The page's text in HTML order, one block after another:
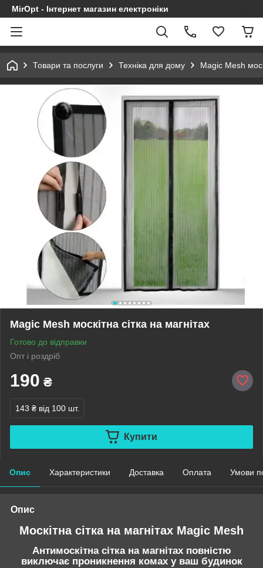
MirOpt - Інтернет магазин електроніки
Товари та послуги Техніка для дому Magic Mesh
Magic Mesh москітна сітка на магнітах
Готово до відправки
Опт і роздріб
190 ₴
143 ₴ від 100 шт.
Купити
Опис Характеристики Доставка Оплата Умови
Опис
Москітна сітка на магнітах Magic Mesh
Антимоскітна сітка на магнітах повністю
виключає проникнення комах у ваш будинок